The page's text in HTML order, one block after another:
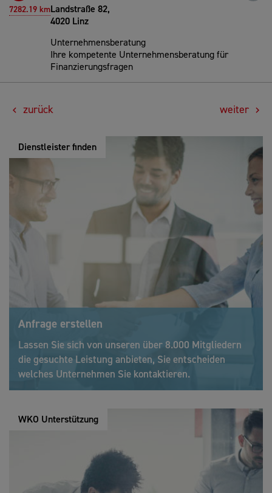
7282.19 kmLandstraße 82,
4020 Linz
Unternehmensberatung
Ihre kompetente Unternehmensberatung für
Finanzierungsfragen
zurück weiter
Dienstleister finden
Anfrage erstellen
Lassen Sie sich von unseren über 8.000 Mitgliedern
die gesuchte Leistung anbieten, Sie entscheiden
welches Unternehmen Sie kontaktieren.
WKO Unterstützung